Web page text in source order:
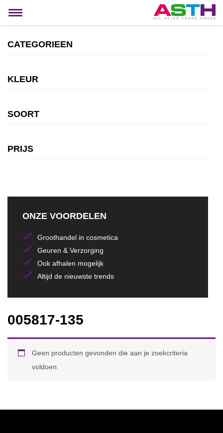
Toggle
CATEGORIEEN
KLEUR
SOORT
PRIJS
ONZE VOORDELEN
Groothandel in cosmetica
Geuren & Verzorging
Ook afhalen mogelijk
Altijd de nieuwste trends
005817-135
Geen producten gevonden die aan je zoekcriteria
voldoen.